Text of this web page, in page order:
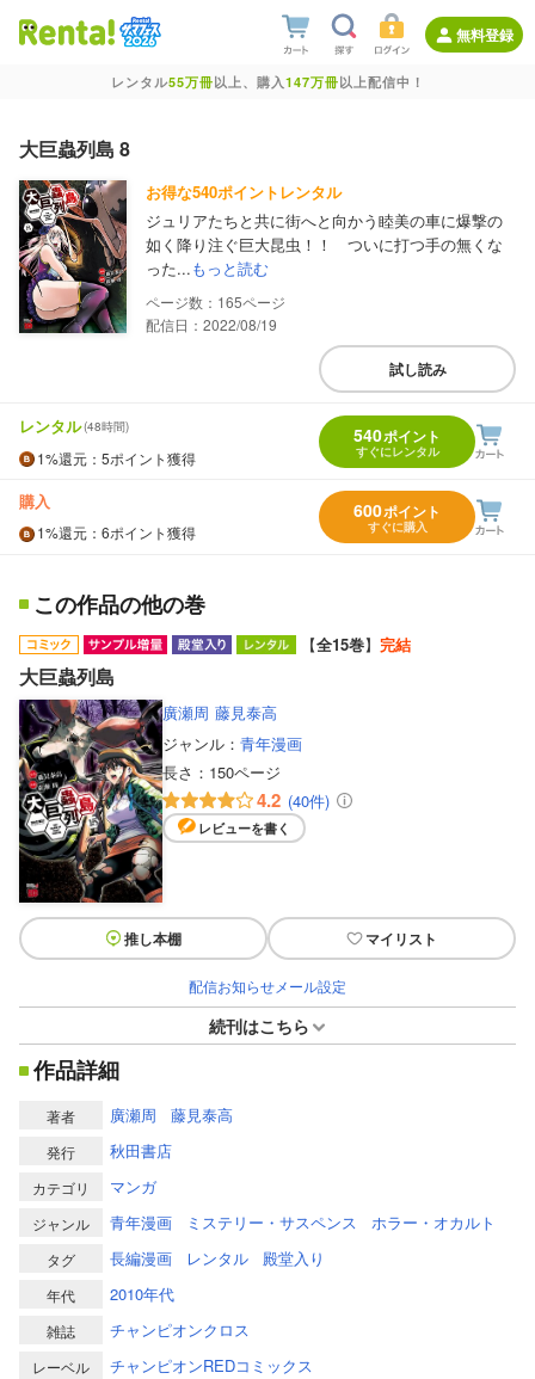
無料登録
レンタル55万冊以上、購入147万冊以上配信中！
大巨蟲列島 8
お得な540ポイントレンタル
ジュリアたちと共に街へと向かう睦美の車に爆撃の
如く降り注ぐ巨大昆虫！！ ついに打つ手の無くな
った...もっと読む
165
配信日：2022/08/19
試し読み
レンタル(48時間)
1%還元 ：5ポイント獲得
540ポイント
すぐにレンタル
購入
1%還元 ：6ポイント獲得
600ポイント
すぐに購入
この作品の他の巻
【全15巻】 完結
大巨蟲列島
廣瀬周 藤見泰高
ジャンル： 青年漫画
長さ： 150ページ
4.2 (40件)
レビューを書く
推し本棚 マイリスト
配信お知らせメール設定
続刊はこちら
作品詳細
著者 廣瀬周 藤見泰高
発行 秋田書店
カテゴリ マンガ
ジャンル 青年漫画 ミステリー・サスペンス ホラー・オカルト
タグ 長編漫画 レンタル 殿堂入り
年代 2010年代
雑誌 チャンピオンクロス
レーベル チャンピオンREDコミックス